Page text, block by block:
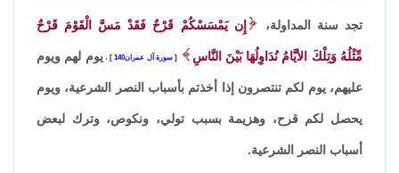
تجد سنة المداولة، إِن يَمْسَسْكُمْ قَرْحٌ فَقَدْ مَسَّ الْقَوْمَ قَرْحٌ
مِّثْلُهُ وَتِلْكَ الأيَّامُ نُدَاوِلُهَا بَيْنَ النَّاسِ سورة آل عمران140 ،يوم لهم ويوم
عليهم، يوم لكم تنتصرون إذا أخذتم بأسباب النصر الشرعية، ويوم
يحصل لكم قرح، وهزيمة بسبب تولي، ونكوص، وترك لبعض
أسباب النصر الشرعية.